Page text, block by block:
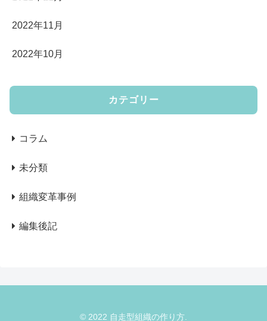
2022年11月
2022年10月
カテゴリー
コラム
未分類
組織変革事例
編集後記
© 2022 自走型組織の作り方.